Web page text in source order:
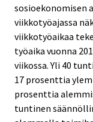
sosioekonomisen
viikkotyöajassa
viikkotyöaikaa
työaika vuonna
viikossa. Yli 40
17 prosenttia
prosenttia
tuntinen